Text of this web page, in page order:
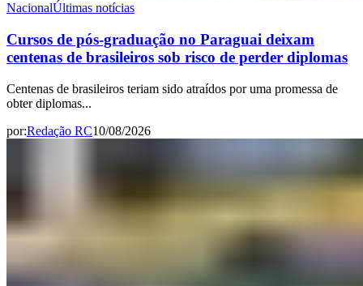
NacionalÚltimas notícias
Cursos de pós-graduação no Paraguai deixam
centenas de brasileiros sob risco de perder diplomas
Centenas de brasileiros teriam sido atraídos por uma promessa de
obter diplomas...
por:Redação RC10/08/2026